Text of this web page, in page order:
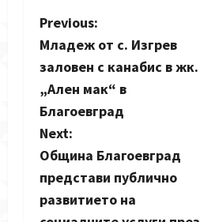
P
o
s
t
n
a
Previous:
Младеж от с. Изгрев
заловен с канабис в жк.
„Ален мак“ в
Благоевград
Next:
Община Благоевград
представи публично
развитието на